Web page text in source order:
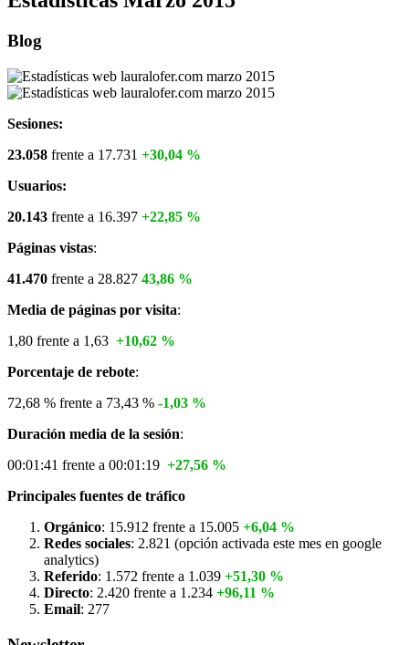
Blog
Sesiones:
23.058 frente a 17.731 +30,04 %
Usuarios:
20.143 frente a 16.397 +22,85 %
Páginas vistas:
41.470 frente a 28.827 43,86 %
Media de páginas por visita:
1,80 frente a 1,63 +10,62 %
Porcentaje de rebote:
72,68 % frente a 73,43 % -1,03 %
Duración media de la sesión:
00:01:41 frente a 00:01:19 +27,56 %
Principales fuentes de tráfico
Orgánico: 15.912 frente a 15.005 +6,04 %
Redes sociales: 2.821 (opción activada este mes en google
analytics)
Referido: 1.572 frente a 1.039 +51,30 %
Directo: 2.420 frente a 1.234 +96,11 %
Email: 277